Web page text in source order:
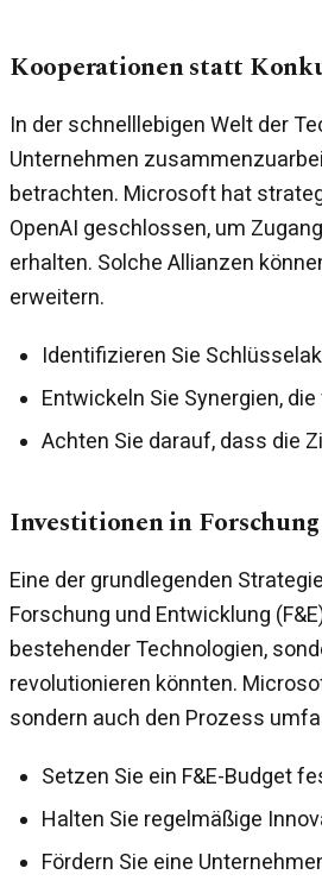
Kooperationen statt
In der schnelllebigen Welt der
Unternehmen
betrachten. Microsoft hat
OpenAI geschlossen, um
erhalten. Solche Allianzen
erweitern.
Identifizieren Sie
Entwickeln Sie Synergien,
Achten Sie darauf, dass die
Investitionen in
Eine der grundlegenden
Forschung und Entwicklung
bestehender Technologien,
revolutionieren könnten.
sondern auch den Prozess
Setzen Sie ein F&E-Budget
Halten Sie regelmäßige
Fördern Sie eine